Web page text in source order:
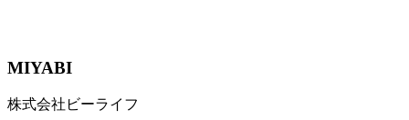
MIYABI
株式会社ビーライフ